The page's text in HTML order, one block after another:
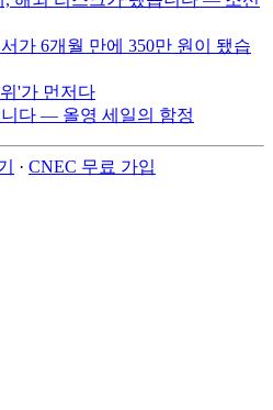
가 6개월 만에 350만 원이 됐습
'가 먼저다
다 — 올영 세일의 함정
· CNEC 무료 가입